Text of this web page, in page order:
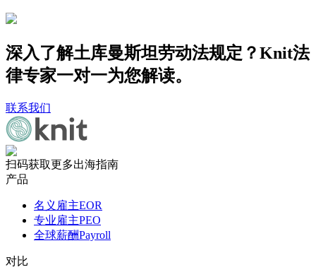
深入了解土库曼斯坦劳动法规定？Knit法
律专家一对一为您解读。
联系我们
扫码获取更多出海指南
产品
名义雇主EOR
专业雇主PEO
全球薪酬Payroll
对比